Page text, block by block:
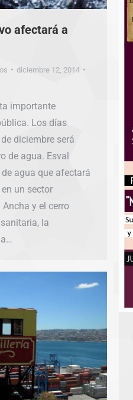
afectará a
diciembre 12, 2014
importante
Los días
diciembre será
de agua. Esval
agua que afectará
un sector
y el cerro
la